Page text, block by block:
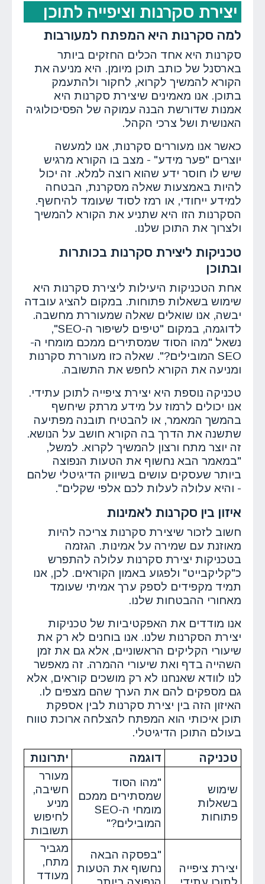
יצירת סקרנות וציפייה לתוכן
למה סקרנות היא המפתח למעורבות
סקרנות היא אחד הכלים החזקים ביותר
בארסנל של כותב תוכן מיומן. היא מניעה את
הקורא להמשיך לקרוא, לחקור ולהתעמק
בתוכן. אנו מאמינים שיצירת סקרנות היא
אמנות שדורשת הבנה עמוקה של הפסיכולוגיה
האנושית ושל צרכי הקהל.
כאשר אנו מעוררים סקרנות, אנו למעשה
יוצרים "פער מידע" - מצב בו הקורא מרגיש
שיש לו חוסר ידע שהוא רוצה למלא. זה יכול
להיות באמצעות שאלה מסקרנת, הבטחה
למידע ייחודי, או רמז לסוד שעומד להיחשף.
הסקרנות הזו היא שתניע את הקורא להמשיך
ולצרוך את התוכן שלנו.
טכניקות ליצירת סקרנות בכותרות
ובתוכן
אחת הטכניקות היעילות ליצירת סקרנות היא
שימוש בשאלות פתוחות. במקום להציג עובדה
יבשה, אנו שואלים שאלה שמעוררת מחשבה.
לדוגמה, במקום "טיפים לשיפור ה-SEO",
נשאל "מהו הסוד שמסתירים ממכם מומחי ה-
SEO המובילים?". שאלה כזו מעוררת סקרנות
ומניעה את הקורא לחפש את התשובה.
טכניקה נוספת היא יצירת ציפייה לתוכן עתידי.
אנו יכולים לרמוז על מידע מרתק שיחשף
בהמשך המאמר, או להבטיח תובנה מפתיעה
שתשנה את הדרך בה הקורא חושב על הנושא.
זה יוצר מתח ורצון להמשיך לקרוא. למשל,
"במאמר הבא נחשוף את הטעות הנפוצה
ביותר שעסקים עושים בשיווק הדיגיטלי שלהם
- והיא עלולה לעלות לכם אלפי שקלים".
איזון בין סקרנות לאמינות
חשוב לזכור שיצירת סקרנות צריכה להיות
מאוזנת עם שמירה על אמינות. הגזמה
בטכניקות יצירת סקרנות עלולה להתפרש
כ"קליקבייט" ולפגוע באמון הקוראים. לכן, אנו
תמיד מקפידים לספק ערך אמיתי שעומד
מאחורי ההבטחות שלנו.
אנו מודדים את האפקטיביות של טכניקות
יצירת הסקרנות שלנו. אנו בוחנים לא רק את
שיעורי הקליקים הראשוניים, אלא גם את זמן
השהייה בדף ואת שיעורי ההמרה. זה מאפשר
לנו לוודא שאנחנו לא רק מושכים קוראים, אלא
גם מספקים להם את הערך שהם מצפים לו.
האיזון הזה בין יצירת סקרנות לבין אספקת
תוכן איכותי הוא המפתח להצלחה ארוכת טווח
בעולם התוכן הדיגיטלי.
טכניקה דוגמה יתרונות
שימוש
בשאלות
פתוחות
"מהו הסוד
שמסתירים ממכם
מומחי ה-SEO
המובילים?"
מעורר
חשיבה,
מניע
לחיפוש
תשובות
יצירת ציפייה
"בפסקה הבאה
נחשוף את הטעות
מגביר
מתח,
מעודד